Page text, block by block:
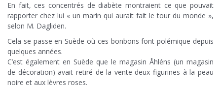
En fait, ces concentrés de diabète montraient ce que pouvait
rapporter chez lui « un marin qui aurait fait le tour du monde »,
selon M. Dagliden.
Cela se passe en Suède où ces bonbons font polémique depuis
quelques années.
C’est également en Suède que le magasin Åhléns (un magasin
de décoration) avait retiré de la vente deux figurines à la peau
noire et aux lèvres roses.